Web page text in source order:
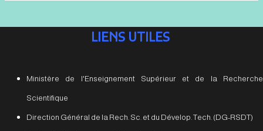
LIENS UTILES
Ministère de l'Enseignement Supérieur et de la Recherche
Scientifique
Direction Général de la Rech. Sc. et du Dévelop. Tech. (DG-RSDT)